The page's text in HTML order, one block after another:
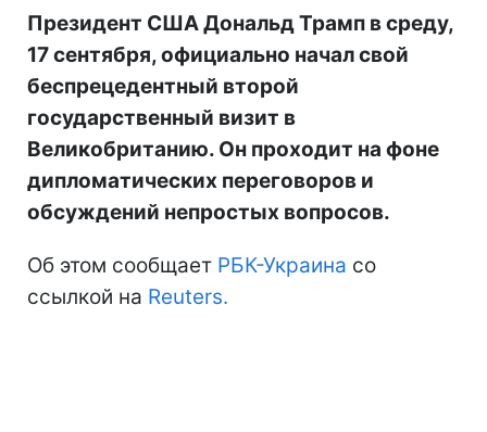
Президент США Дональд Трамп в среду,
17 сентября, официально начал свой
беспрецедентный второй
государственный визит в
Великобританию. Он проходит на фоне
дипломатических переговоров и
обсуждений непростых вопросов.
Об этом сообщает РБК-Украина со
ссылкой на Reuters.